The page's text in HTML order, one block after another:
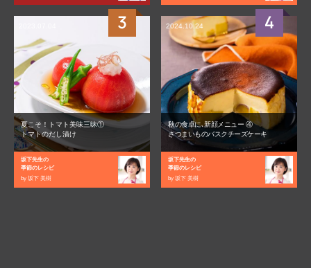
夏こそ！トマト美味三昧①
トマトのだし漬け
坂下先生の
季節のレシピ
by 坂下 美樹
2024.10.24
秋の食卓に､新顔メニュー ④
さつまいものバスクチーズケーキ
坂下先生の
季節のレシピ
by 坂下 美樹